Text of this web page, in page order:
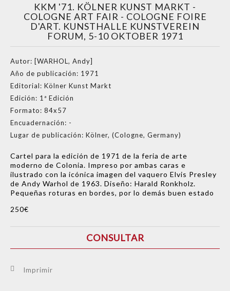
KKM '71. KÖLNER KUNST MARKT -
COLOGNE ART FAIR - COLOGNE FOIRE
D'ART. KUNSTHALLE KUNSTVEREIN
FORUM, 5-10 OKTOBER 1971
Autor: [WARHOL, Andy]
Año de publicación: 1971
Editorial: Kölner Kunst Markt
Edición: 1ª Edición
Formato: 84x57
Encuadernación: -
Lugar de publicación: Kölner, (Cologne, Germany)
Cartel para la edición de 1971 de la feria de arte
moderno de Colonia. Impreso por ambas caras e
ilustrado con la icónica imagen del vaquero Elvis Presley
de Andy Warhol de 1963. Diseño: Harald Ronkholz.
Pequeñas roturas en bordes, por lo demás buen estado
250€
CONSULTAR
Imprimir